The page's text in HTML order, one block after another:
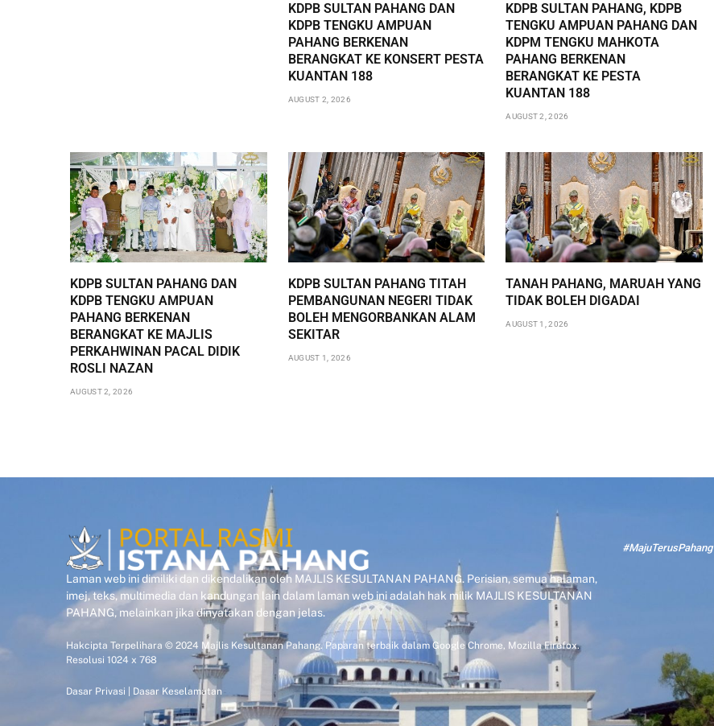
KDPB SULTAN PAHANG DAN
KDPB TENGKU AMPUAN
PAHANG BERKENAN
BERANGKAT KE KONSERT PESTA
KUANTAN 188
AUGUST 2, 2026
KDPB SULTAN PAHANG, KDPB
TENGKU AMPUAN PAHANG DAN
KDPM TENGKU MAHKOTA
PAHANG BERKENAN
BERANGKAT KE PESTA
KUANTAN 188
AUGUST 2, 2026
KDPB SULTAN PAHANG DAN
KDPB TENGKU AMPUAN
PAHANG BERKENAN
BERANGKAT KE MAJLIS
PERKAHWINAN PACAL DIDIK
ROSLI NAZAN
AUGUST 2, 2026
KDPB SULTAN PAHANG TITAH
PEMBANGUNAN NEGERI TIDAK
BOLEH MENGORBANKAN ALAM
SEKITAR
AUGUST 1, 2026
TANAH PAHANG, MARUAH YANG
TIDAK BOLEH DIGADAI
AUGUST 1, 2026
Laman web ini dimiliki dan dikendalikan oleh MAJLIS KESULTANAN PAHANG. Perisian, semua halaman,
imej, teks, multimedia dan kandungan lain dalam laman web ini adalah hak milik MAJLIS KESULTANAN
PAHANG, melainkan jika dinyatakan dengan jelas.
Hakcipta Terpelihara © 2024 Majlis Kesultanan Pahang. Paparan terbaik dalam Google Chrome, Mozilla Firefox.
Resolusi 1024 x 768
Dasar Privasi Dasar Keselamatan
#MajuTerusPahang